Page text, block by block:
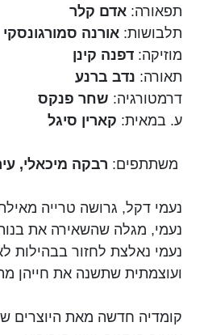
תפאורה: אדם קלר
תלבושות: אורנה סמורגונסקי
מוזיקה: דפנה קינן
תאורה: נדב ברנע
דרמטורגיה: שחר פנקס
ע. במאית: קארין סיגל
משתתפים: רבקה מיכאלי,
נעמי דקל, גרושה טרייה
נעמי, מגלה שהשאירה את
נעמי נאלצת לחזור בבהילות
ועוצמתית שתשנה את חייהן
קומדיה חדשה מאת היוצרים